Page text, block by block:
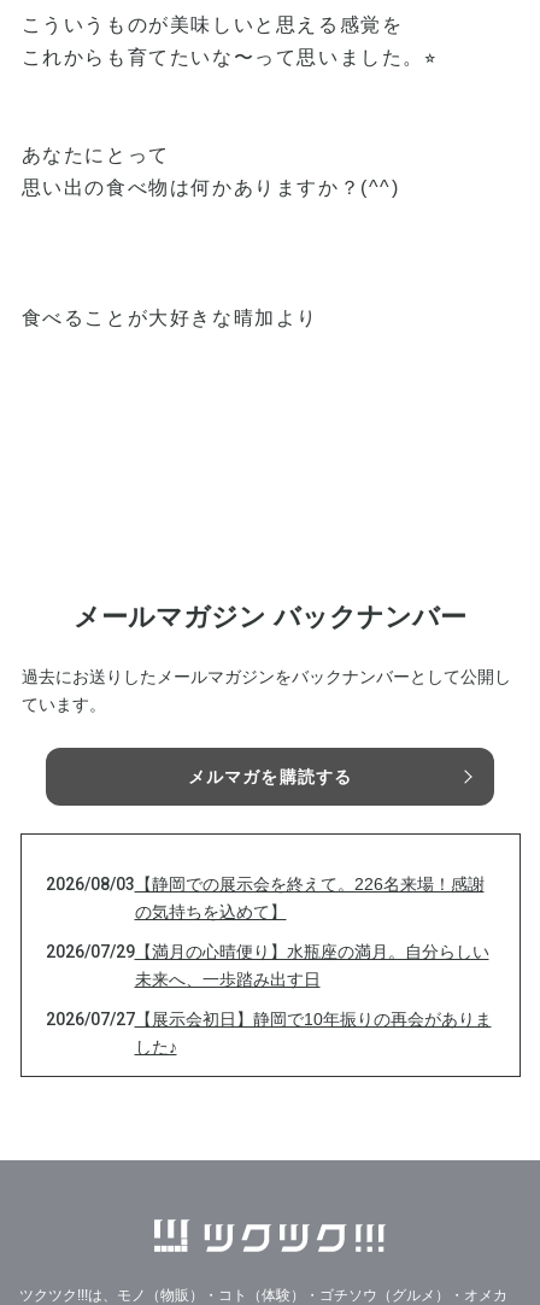
こういうものが美味しいと思える 感覚を
これからも育てたいな〜って思いました。⭐︎
あなたにとって
思い出の食べ物は何かありますか？(^^)
食べることが大好きな晴加より
メールマガジン バックナンバー
過去にお送りしたメールマガジンをバックナンバーとして公開し
ています。
メルマガを購読する
2026/08/03 【静岡での展示会を終えて。226名来場！感謝
の気持ちを込めて】
2026/07/29【満月の心晴便り】水瓶座の満月。自分らしい
未来へ、一歩踏み出す日
2026/07/27【展示会初日】静岡で10年振りの再会がありま
した♪
【本日26日限定】展示会前夜祭｜Tシャツ再販
＆チャリティー企画スタートしています♪
2026/07/25 【前夜祭｜24時間限定】地元・牧之原市へ想い
ツクツク!!!は、モノ（物販）・コト（体験）・ゴチソウ（グルメ）・オメカ